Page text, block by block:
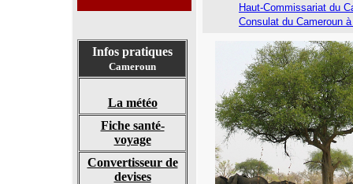
Infos pratiques
Cameroun
La météo
Fiche santé-
voyage
Convertisseur de
devises
Haut-Commissariat du
Consulat du Cameroun